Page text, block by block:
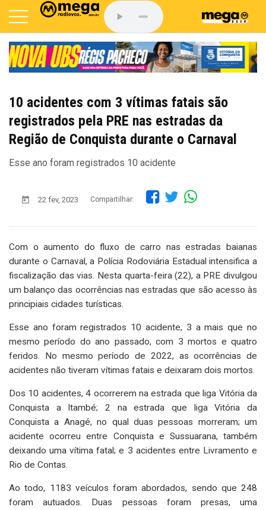
10 acidentes com 3 vítimas fatais são
registrados pela PRE nas estradas da
Região de Conquista durante o Carnaval
Esse ano foram registrados 10 acidente
22 fev, 2023 Compartilhar:
Com o aumento do fluxo de carro nas estradas baianas
durante o Carnaval, a Polícia Rodoviária Estadual intensifica a
fiscalização das vias. Nesta quarta-feira (22), a PRE divulgou
um balanço das ocorrências nas estradas que são acesso às
principiais cidades turísticas.
Esse ano foram registrados 10 acidente, 3 a mais que no
mesmo período do ano passado, com 3 mortos e quatro
feridos. No mesmo período de 2022, as ocorrências de
acidentes não tiveram vítimas fatais e deixaram dois mortos.
Dos 10 acidentes, 4 ocorrerem na estrada que liga Vitória da
Conquista a Itambé; 2 na estrada que liga Vitória da
Conquista a Anagé, no qual duas pessoas morreram; um
acidente ocorreu entre Conquista e Sussuarana, também
deixando uma vítima fatal; e 3 acidentes entre Livramento e
Rio de Contas.
Ao todo, 1183 veículos foram abordados, sendo que 248
foram autuados. Duas pessoas foram presas, uma